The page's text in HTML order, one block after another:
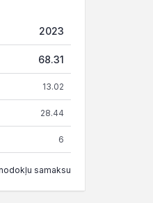
2023
68.31
13.02
28.44
6
samaksu